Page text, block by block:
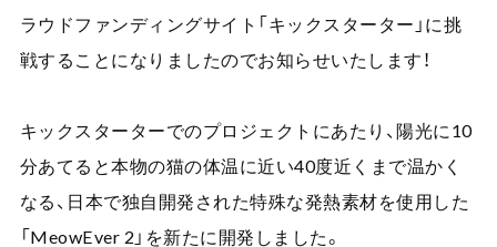
ラウドファンディングサイト「キックスターター」に挑
戦することになりましたのでお知らせいたします！
キックスターターでのプロジェクトにあたり、陽光に10
分あてると本物の猫の体温に近い40度近くまで温かく
なる、日本で独自開発された特殊な発熱素材を使用した
「MeowEver 2」を新たに開発しました。